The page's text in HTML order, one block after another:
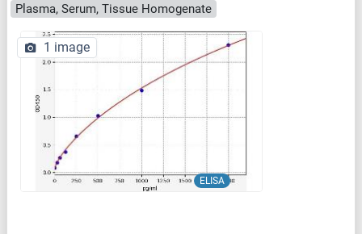
Plasma, Serum, Tissue Homogenate
ELISA
1 image